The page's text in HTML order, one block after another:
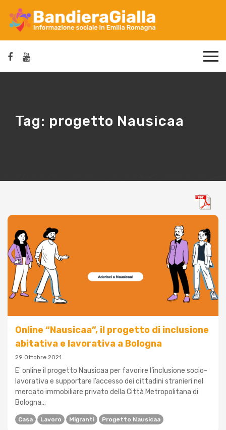
Tag: progetto Nausicaa
Online “Nausicaa”, il progetto di inclusione
abitativa e lavorativa a Bologna
29 Ottobre 2021
E' online il progetto Nausicaa per favorire l’inclusione socio-
lavorativa e supportare l’accesso dei cittadini stranieri nel
mercato immobiliare privato della Città Metropolitana di
Bologna...
Casa Lavoro Migranti Progetto Nausicaa